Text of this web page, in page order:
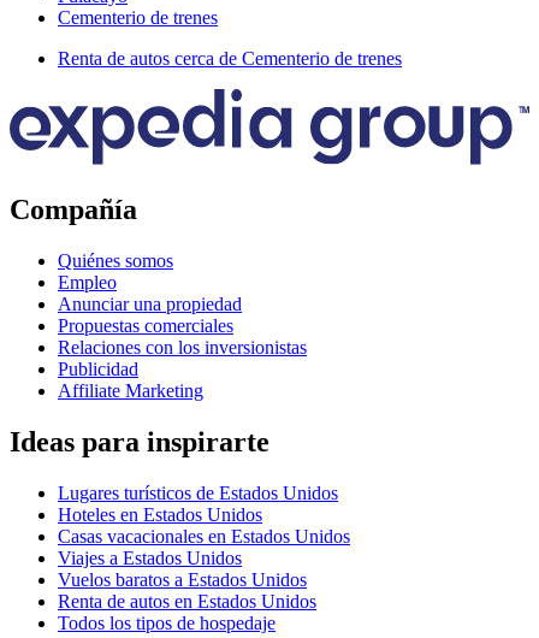
Cementerio de trenes
Renta de autos cerca de Cementerio de trenes
Compañía
Quiénes somos
Empleo
Anunciar una propiedad
Propuestas comerciales
Relaciones con los inversionistas
Publicidad
Affiliate Marketing
Ideas para inspirarte
Lugares turísticos de Estados Unidos
Hoteles en Estados Unidos
Casas vacacionales en Estados Unidos
Viajes a Estados Unidos
Vuelos baratos a Estados Unidos
Renta de autos en Estados Unidos
Todos los tipos de hospedaje